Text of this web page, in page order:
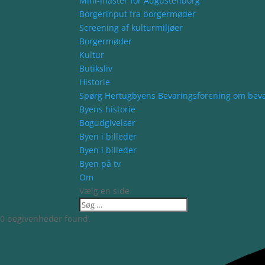
Borgerinput fra borgermøder
Screening af kulturmiljøer
Borgermøder
Kultur
Butiksliv
Historie
Spørg Hertugbyens Bevaringsforening om
Byens historie
Bogudgivelser
Byen i billeder
Byen i billeder
Byen på tv
Om
Vælg en side
0 begivenheder found.